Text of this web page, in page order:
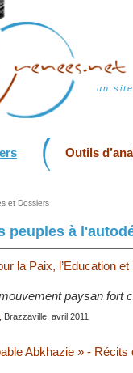
un
Outils
et Dossiers
peuples à
la Paix, l’Education
paysan fort
, Brazzaville, avril 2011
Abkhazie » - Récits